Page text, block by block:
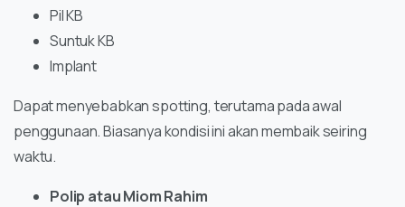
Pil KB
Suntuk KB
Implant
Dapat menyebabkan spotting, terutama pada awal
penggunaan. Biasanya kondisi ini akan membaik seiring
waktu.
Polip atau Miom Rahim